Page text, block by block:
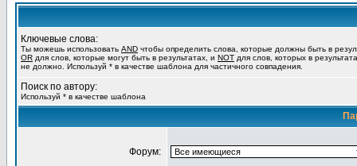
Ключевые слова:
Ты можешь использовать AND чтобы определить слова, которые должны быть в
OR для слов, которые могут быть в результатах, и NOT для слов, которых в
не должно. Используй * в качестве шаблона для частичного совпадения.
Поиск по автору:
Используй * в качестве шаблона
Форум: